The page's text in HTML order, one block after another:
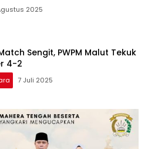
2025
Sengit, PWPM Malut Tekuk
4-2
7 Juli 2025